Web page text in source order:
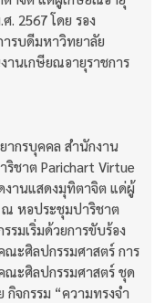
2567 โดย รอง
รบดีมหาวิทยาลัย
นเกษียณอายุราชการ
ากรบุคคล สำนักงาน
ชาต Parichart Virtue
านแสดงมุทิตาจิต แด่ผู้
ณ หอประชุมปาริชาต
มเริ่มด้วยการขับร้อง
ณะศิลปกรรมศาสตร์ การ
ณะศิลปกรรมศาสตร์ ชุด
จกรรม “ความทรงจำ